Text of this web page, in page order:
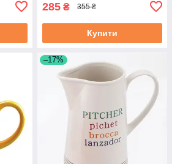
285 ₴ 355 ₴
Купити
–17%